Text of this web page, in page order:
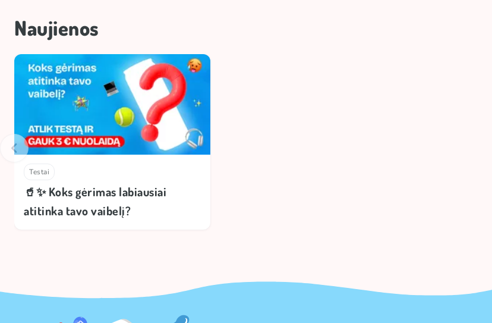
Naujienos
Testai
🥤✨ Koks gėrimas labiausiai
atitinka tavo vaibelį?